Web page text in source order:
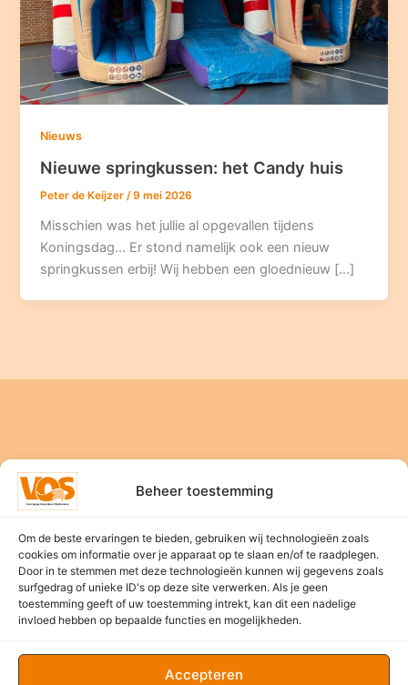
Beheer toestemming
Om de beste ervaringen te bieden, gebruiken wij technologieën zoals
cookies om informatie over je apparaat op te slaan en/of te raadplegen.
Door in te stemmen met deze technologieën kunnen wij gegevens zoals
surfgedrag of unieke ID's op deze site verwerken. Als je geen
toestemming geeft of uw toestemming intrekt, kan dit een nadelige
invloed hebben op bepaalde functies en mogelijkheden.
Accepteren
Nieuws
Nieuwe springkussen: het Candy huis
Peter de Keijzer/9 mei 2026
Misschien was het jullie al opgevallen tijdens
Koningsdag… Er stond namelijk ook een nieuw
springkussen erbij! Wij hebben een gloednieuw […]
Nieuws
Bestuur
Evenementen
Sponsors